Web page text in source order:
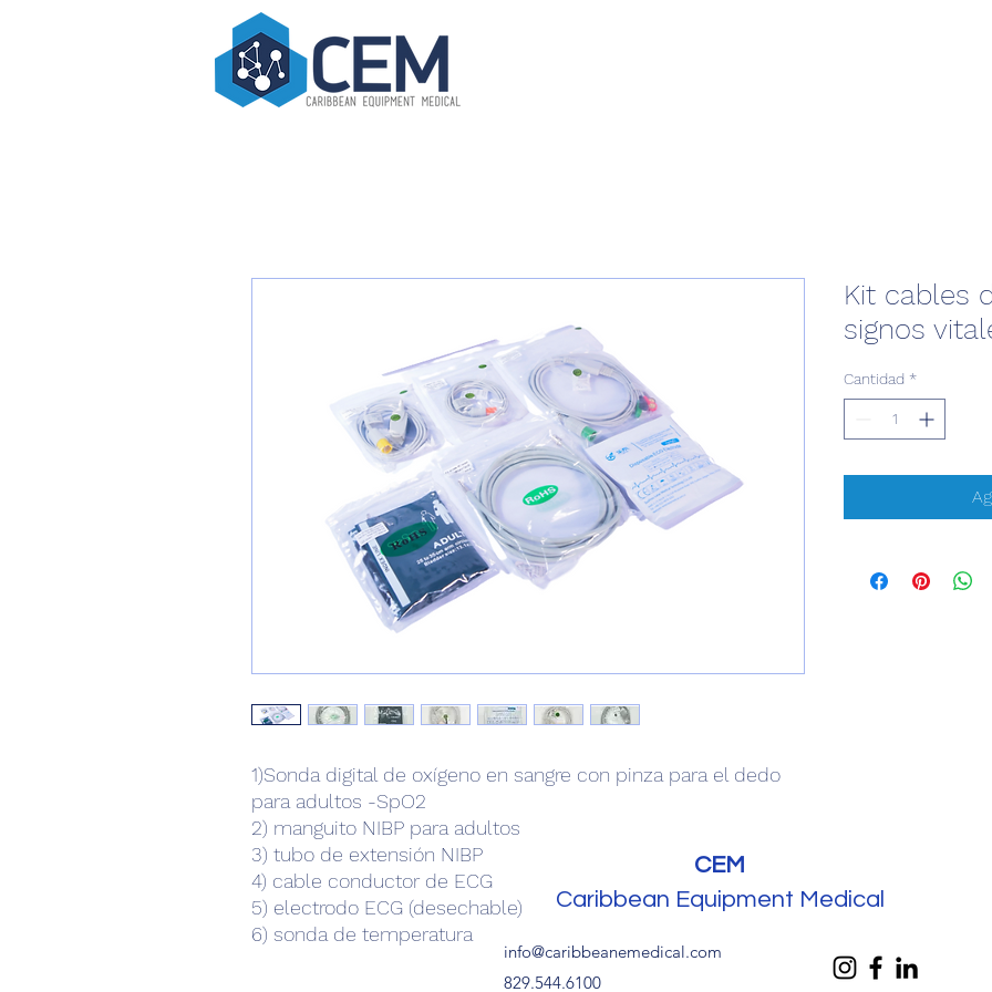
1)Sonda digital de oxígeno en sangre con pinza para el dedo
para adultos -SpO2
2) manguito NIBP para adultos
3) tubo de extensión NIBP
4) cable conductor de ECG
5) electrodo ECG (desechable)
6) sonda de temperatura
Kit cables
signos
Cantidad *
CEM
Caribbean Equipment Medical
info@caribbeanemedical.com
829.544.6100